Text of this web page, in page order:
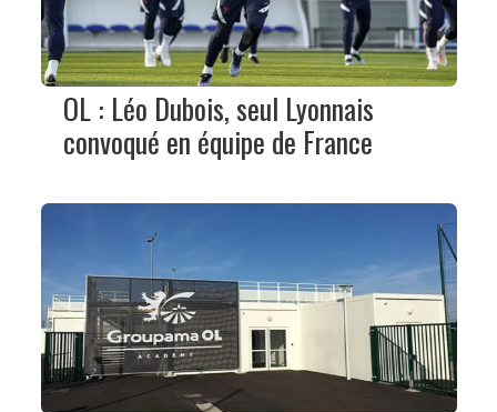
OL : Léo Dubois, seul Lyonnais
convoqué en équipe de France